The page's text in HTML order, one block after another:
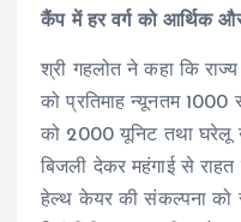
कैंप में हर वर्ग को आर्थिक
श्री गहलोत ने कहा कि राज्य
को प्रतिमाह न्यूनतम 1000
को 2000 यूनिट तथा घरेलू
बिजली देकर महंगाई से राहत
हेल्थ केयर की संकल्पना को